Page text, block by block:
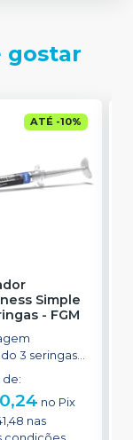
gostar
ATÉ -10%
Simple
- FGM
3 seringas
de gel cada
de:
no Pix
nas